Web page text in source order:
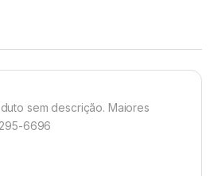
sem descrição. Maiores
6696